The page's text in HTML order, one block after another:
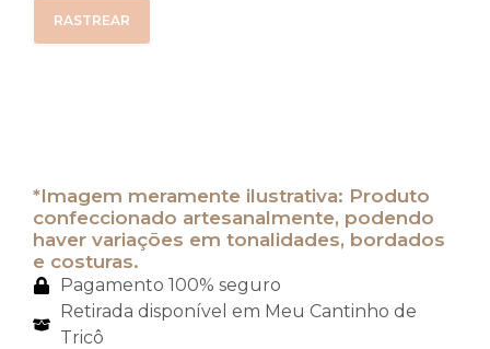
*Imagem meramente ilustrativa: Produto
confeccionado artesanalmente, podendo
haver variações em tonalidades, bordados
e costuras.
Pagamento 100% seguro
Retirada disponível em Meu Cantinho de
Tricô